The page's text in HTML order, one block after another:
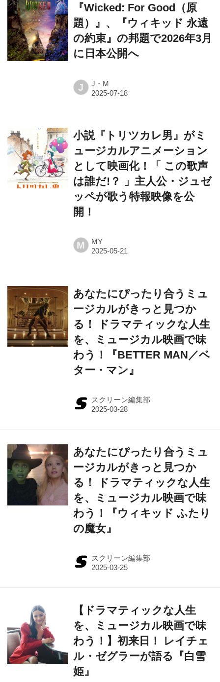
『Wicked: For Good（原
題）』、『ウィキッド 永遠
の約束』の邦題で2026年3月
に日本公開へ
J J・M
小説『トリツカレ男』がミ
ュージカルアニメーション
として映画化！「 この歌声
は誰だ!？ 」主人公・ジュゼ
ッペが歌う特報映像を公
開！
M MY
あなたにぴったり合うミュ
ージカルがきっと見つか
る！ ドラマティックな人生
を、ミュージカル映画で味
わう！『BETTER MAN／ベ
ター・マン』
スクリーン編集部
あなたにぴったり合うミュ
ージカルがきっと見つか
る！ ドラマティックな人生
を、ミュージカル映画で味
わう！『ウィキッド ふたり
の魔女』
スクリーン編集部
【ドラマティックな人生
を、ミュージカル映画で味
わう！】初来日！ レイチェ
ル・ゼグラーが語る『白雪
姫』